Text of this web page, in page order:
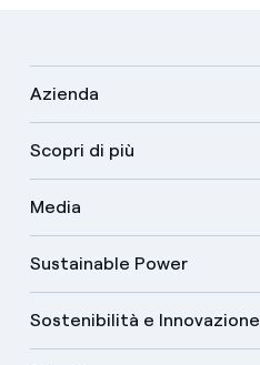
Azienda
Scopri di più
Media
Sustainable Power
Sostenibilità e Innovazione